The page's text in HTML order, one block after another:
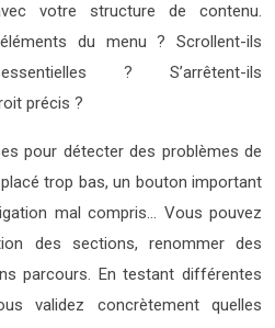
votre structure de contenu.
du menu ? Scrollent-ils
? S’arrêtent-ils
précis ?
pour détecter des problèmes de
trop bas, un bouton important
mal compris… Vous pouvez
des sections, renommer des
parcours. En testant différentes
validez concrètement quelles